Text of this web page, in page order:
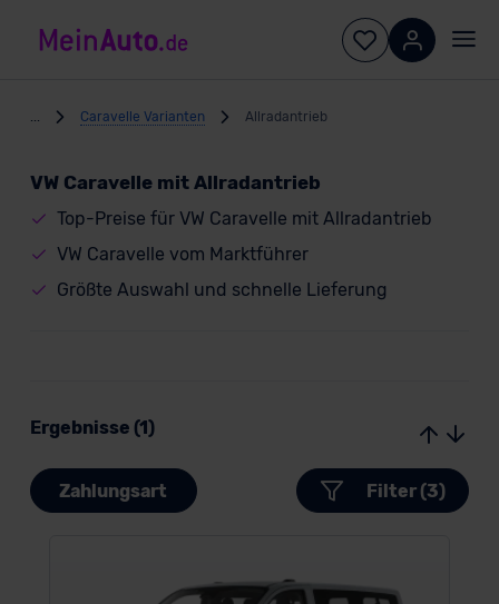
Caravelle Varianten Allradantrieb
VW Caravelle mit Allradantrieb
Top-Preise für VW Caravelle mit Allradantrieb
VW Caravelle vom Marktführer
Größte Auswahl und schnelle Lieferung
Ergebnisse (1)
Zahlungsart Filter (3)